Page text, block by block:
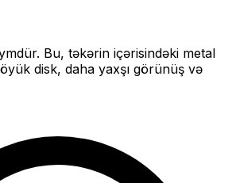
Bu, təkərin içərisindəki metal
disk, daha yaxşı görünüş və